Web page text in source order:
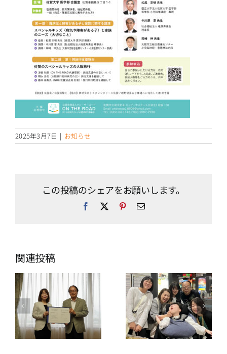
2025年3月7日 | お知らせ
この投稿のシェアをお願いします。
Facebook Pinterest
電
関連投稿